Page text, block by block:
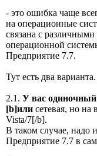
- это ошибка чаще
на операционные
связана с
операционной
Предприятие 7.7.
Тут есть два варианта.
2.1. У вас
[b]или сетевая, но на
Vista/7[/b].
В таком случае, надо
Предприятие 7.7 в